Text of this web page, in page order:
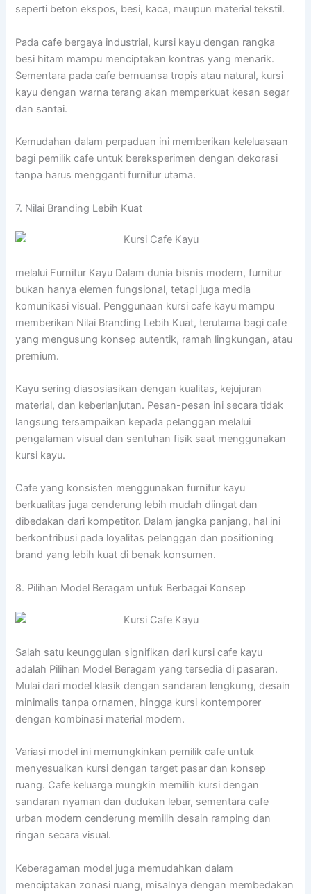
seperti beton ekspos, besi, kaca, maupun material tekstil.
Pada cafe bergaya industrial, kursi kayu dengan rangka
besi hitam mampu menciptakan kontras yang menarik.
Sementara pada cafe bernuansa tropis atau natural, kursi
kayu dengan warna terang akan memperkuat kesan segar
dan santai.
Kemudahan dalam perpaduan ini memberikan keleluasaan
bagi pemilik cafe untuk bereksperimen dengan dekorasi
tanpa harus mengganti furnitur utama.
7. Nilai Branding Lebih Kuat
melalui Furnitur Kayu Dalam dunia bisnis modern, furnitur
bukan hanya elemen fungsional, tetapi juga media
komunikasi visual. Penggunaan kursi cafe kayu mampu
memberikan Nilai Branding Lebih Kuat, terutama bagi cafe
yang mengusung konsep autentik, ramah lingkungan, atau
premium.
Kayu sering diasosiasikan dengan kualitas, kejujuran
material, dan keberlanjutan. Pesan-pesan ini secara tidak
langsung tersampaikan kepada pelanggan melalui
pengalaman visual dan sentuhan fisik saat menggunakan
kursi kayu.
Cafe yang konsisten menggunakan furnitur kayu
berkualitas juga cenderung lebih mudah diingat dan
dibedakan dari kompetitor. Dalam jangka panjang, hal ini
berkontribusi pada loyalitas pelanggan dan positioning
brand yang lebih kuat di benak konsumen.
8. Pilihan Model Beragam untuk Berbagai Konsep
Salah satu keunggulan signifikan dari kursi cafe kayu
adalah Pilihan Model Beragam yang tersedia di pasaran.
Mulai dari model klasik dengan sandaran lengkung, desain
minimalis tanpa ornamen, hingga kursi kontemporer
dengan kombinasi material modern.
Variasi model ini memungkinkan pemilik cafe untuk
menyesuaikan kursi dengan target pasar dan konsep
ruang. Cafe keluarga mungkin memilih kursi dengan
sandaran nyaman dan dudukan lebar, sementara cafe
urban modern cenderung memilih desain ramping dan
ringan secara visual.
Keberagaman model juga memudahkan dalam
menciptakan zonasi ruang, misalnya dengan membedakan